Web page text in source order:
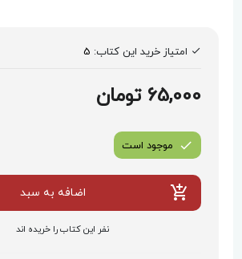
امتیاز خرید این کتاب: 5
65,000 تومان
موجود است
اضافه به سبد
نفر این کتاب را خریده اند